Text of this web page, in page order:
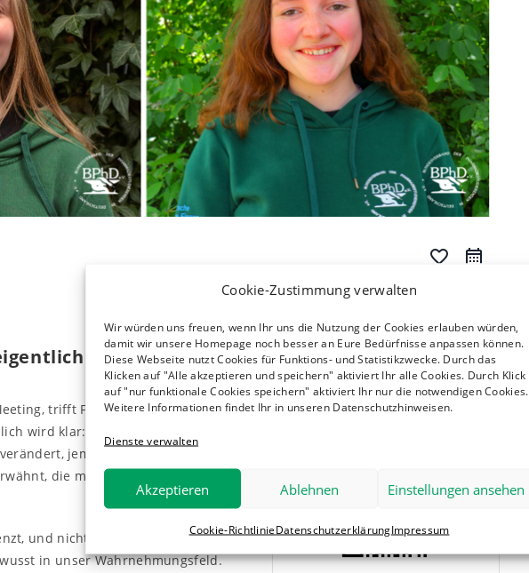
Cookie-Zustimmung verwalten
Wir würden uns freuen, wenn Ihr uns die Nutzung der Cookies erlauben würden,
damit wir unsere Homepage noch besser an Eure Bedürfnisse anpassen können.
Diese Webseite nutzt Cookies für Funktions- und Statistikzwecke. Durch das
Klicken auf "Alle akzeptieren und speichern" aktiviert Ihr alle Cookies. Durch Klick
auf "nur funktionale Cookies speichern" aktiviert Ihr nur die notwendigen Cookies.
Weitere Informationen findet Ihr in unseren Datenschutzhinweisen.
Dienste verwalten
Akzeptieren Ablehnen Einstellungen ansehen
Cookie-RichtlinieDatenschutzerklärungImpressum
favorite_border
ab? - situational
trifft Freund*innen oder bewegt
wird klar: Irgendetwas habe ich
jemand wirkt angespannt
die man selbst nicht
und nicht alles, was in unserer
in unser Wahrnehmungsfeld.
20 Juni
0,00 €
Diese Veranstaltung ist beendet